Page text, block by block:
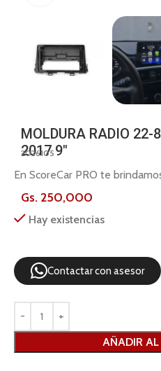
MOLDURA RADIO
2017 9″
2026105
En ScoreCar PRO te
Gs. 250,000
Hay existencias
Contactar con asesor
AÑADIR